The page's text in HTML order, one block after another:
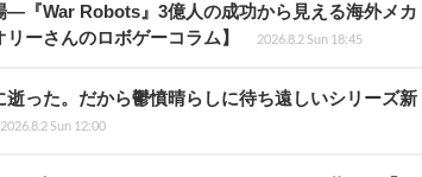
―『War Robots』3億人の成功から見える海外メカ
ーさんのロボゲーコラム】
2026.8.2 Sun 18:45
った。だから鬱憤晴らしに待ち遠しいシリーズ新
2026.8.2 Sun 12:00